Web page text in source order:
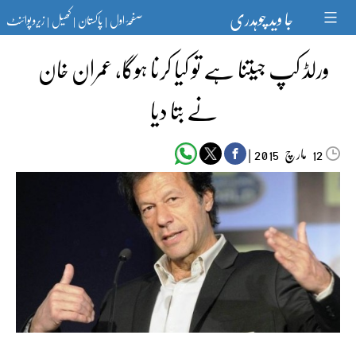
content جا وید چوہدری صفحۂ اول|پاکستان|کھیل|زیرو پوائنٹ
ورلڈ کپ جیتنا ہے تو کیا کرنا ہوگا، عمران خان
نے بتا دیا
12 مارچ‬‮ |